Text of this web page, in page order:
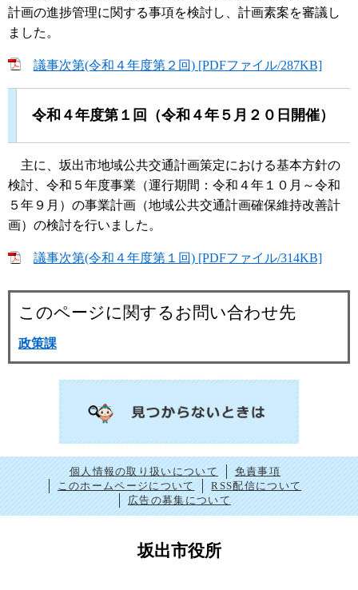
計画の進捗管理に関する事項を検討し、計画素案を審議し
ました。
議事次第(令和４年度第２回) [PDFファイル/287KB]
令和４年度第１回（令和４年５月２０日開催）
主に、坂出市地域公共交通計画策定における基本方針の
検討、令和５年度事業（運行期間：令和４年１０月～令和
５年９月）の事業計画（地域公共交通計画確保維持改善計
画）の検討を行いました。
議事次第(令和４年度第１回) [PDFファイル/314KB]
このページに関するお問い合わせ先
政策課
個人情報の取り扱いについて
免責事項
このホームページについて
RSS配信について
広告の募集について
坂出市役所